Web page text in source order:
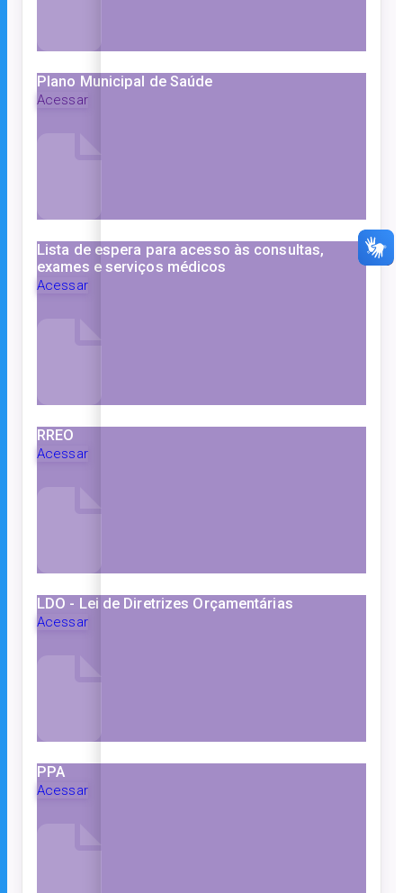
Plano Municipal de Saúde
Acessar
Lista de espera para acesso às consultas,
exames e serviços médicos
Acessar
RREO
Acessar
LDO - Lei de Diretrizes Orçamentárias
Acessar
PPA
Acessar